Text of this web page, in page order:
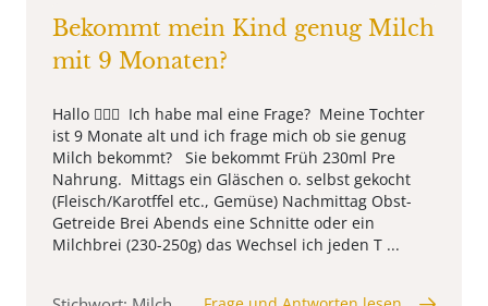
Bekommt mein Kind genug Milch
mit 9 Monaten?
Hallo 🙋🏻‍♀️ Ich habe mal eine Frage? Meine Tochter
ist 9 Monate alt und ich frage mich ob sie genug
Milch bekommt? Sie bekommt Früh 230ml Pre
Nahrung. Mittags ein Gläschen o. selbst gekocht
(Fleisch/Karotffel etc., Gemüse) Nachmittag Obst-
Getreide Brei Abends eine Schnitte oder ein
Milchbrei (230-250g) das Wechsel ich jeden T ...